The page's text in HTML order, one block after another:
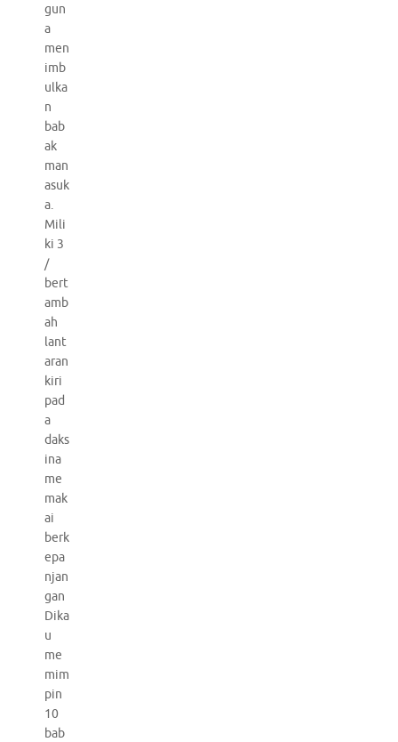
gun
a
men
imb
ulka
n
bab
ak
man
asuk
a.
Mili
ki 3
/
bert
amb
ah
lant
aran
kiri
pad
a
daks
ina
me
mak
ai
berk
epa
njan
gan
Dika
u
me
mim
pin
10
bab